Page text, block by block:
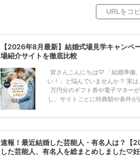
【2026年8月最新】結婚式場見学キャンペ
場紹介サイトを徹底比較
皆さんこんにちは♡ 「結婚準備
い！」と悩んでいませんか？ 実
万円分のギフト券や電子マネー
し、サイトごとに特典額や条件
ンペーン特典ランキングを公開！
補を絞れる「ウェディン
速報！最近結婚した芸能人・有名人は？【
した芸能人、有名人を総まとめしました♡